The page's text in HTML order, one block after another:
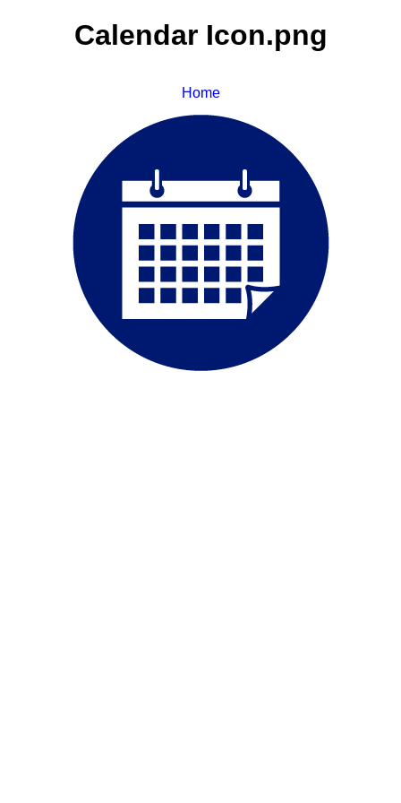
Calendar Icon.png
Home